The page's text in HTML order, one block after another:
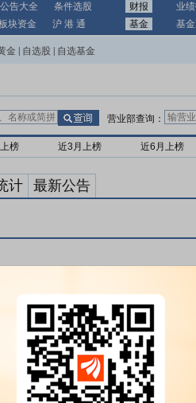
公告大全 条件选股 财报 业
块资金 沪 港 通 基金 基
金 自选股 自选基金
营业部查询：
榜 近3月上榜 近6月上榜
计 最新公告